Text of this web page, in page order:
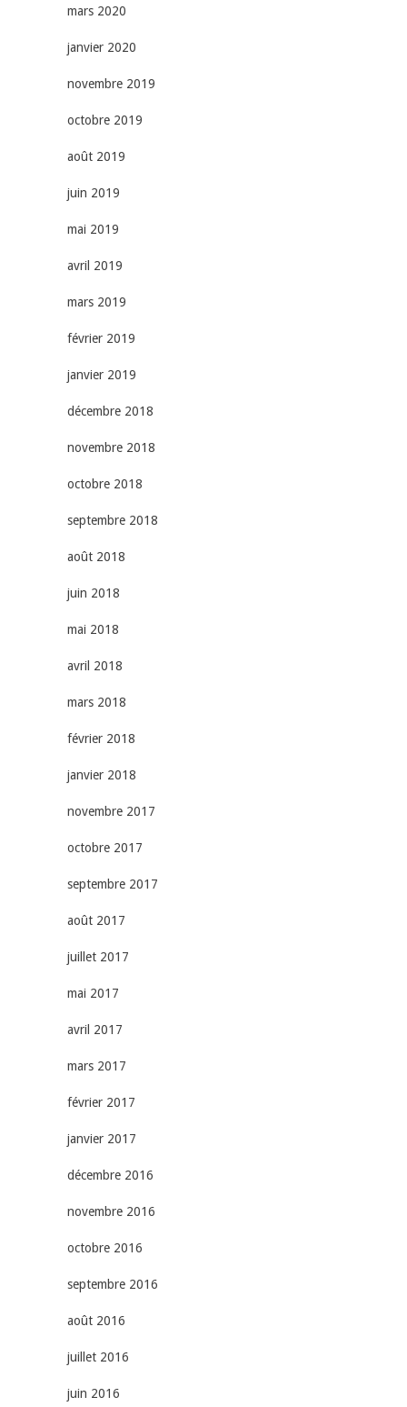
mars 2020
janvier 2020
novembre 2019
octobre 2019
août 2019
juin 2019
mai 2019
avril 2019
mars 2019
février 2019
janvier 2019
décembre 2018
novembre 2018
octobre 2018
septembre 2018
août 2018
juin 2018
mai 2018
avril 2018
mars 2018
février 2018
janvier 2018
novembre 2017
octobre 2017
septembre 2017
août 2017
juillet 2017
mai 2017
avril 2017
mars 2017
février 2017
janvier 2017
décembre 2016
novembre 2016
octobre 2016
septembre 2016
août 2016
juillet 2016
juin 2016